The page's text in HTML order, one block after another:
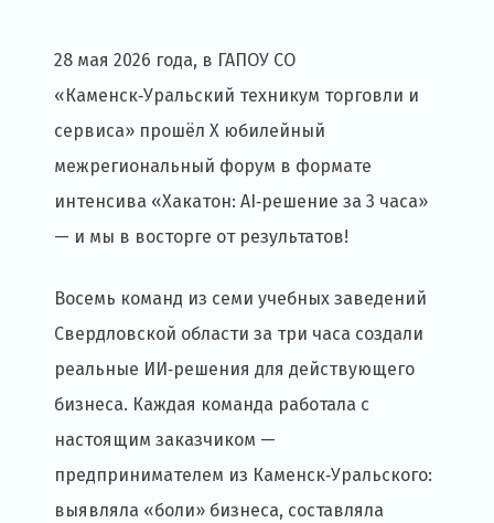
28 мая 2026 года, в ГАПОУ СО
«Каменск‑Уральский техникум торговли и
сервиса» прошёл X юбилейный
межрегиональный форум в формате
интенсива «Хакатон: AI‑решение за 3 часа»
— и мы в восторге от результатов!
Восемь команд из семи учебных заведений
Свердловской области за три часа создали
реальные ИИ‑решения для действующего
бизнеса. Каждая команда работала с
настоящим заказчиком —
предпринимателем из Каменск‑Уральского:
выявляла «боли» бизнеса, составляла